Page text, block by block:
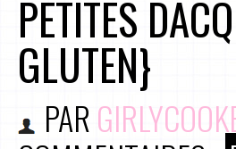
PETITES
GLUTEN}
PAR